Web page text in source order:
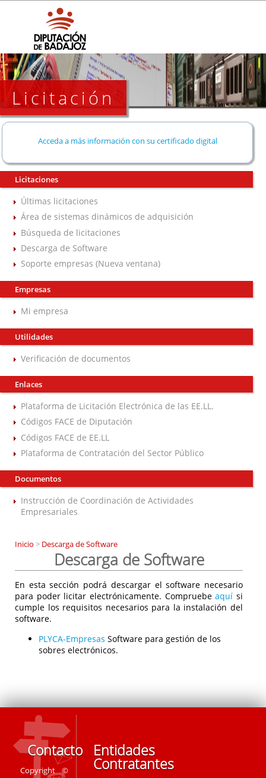
Licitación
Acceda a más información con su certificado digital
Licitaciones
Últimas licitaciones
Área de sistemas dinámicos de adquisición
Búsqueda de licitaciones
Descarga de Software
Soporte empresas (Nueva ventana)
Empresas
Mi empresa
Utilidades
Verificación de documentos
Enlaces
Plataforma de Licitación Electrónica de las EE.LL.
Códigos FACE de Diputación
Códigos FACE de EE.LL
Plataforma de Contratación del Sector Público
Documentos
Instrucción de Coordinación de Actividades
Empresariales
Inicio > Descarga de Software
Descarga de Software
En esta sección podrá descargar el software necesario
para poder licitar electrónicamente. Compruebeaquí si
cumple los requisitos necesarios para la instalación del
software.
PLYCA-Empresas Software para gestión de los
sobres electrónicos.
Contacto
Copyright ©
Entidades
Contratantes